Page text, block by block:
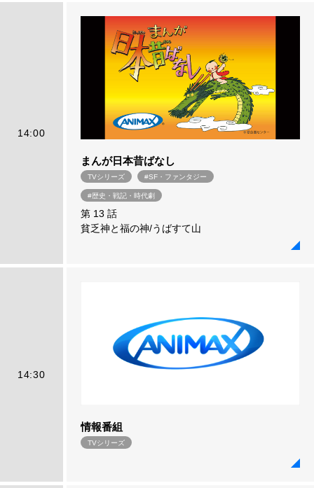
14:00
まんが日本昔ばなし
TVシリーズ #SF・ファンタジー
#歴史・戦記・時代劇
第 13 話
貧乏神と福の神/うばすて山
14:30
情報番組
TVシリーズ